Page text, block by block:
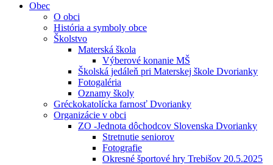
Obec
O obci
História a symboly obce
Školstvo
Materská škola
Výberové konanie MŠ
Školská jedáleň pri Materskej škole Dvorianky
Fotogaléria
Oznamy školy
Gréckokatolícka farnosť Dvorianky
Organizácie v obci
ZO -Jednota dôchodcov Slovenska Dvorianky
Stretnutie seniorov
Fotografie
Okresné športové hry Trebišov 20.5.2025